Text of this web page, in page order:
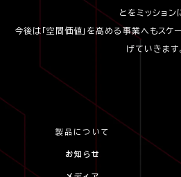
とをミッションに
今後は「空間価値」を高める事業へもスケ
げていきます。
製品について
お知らせ